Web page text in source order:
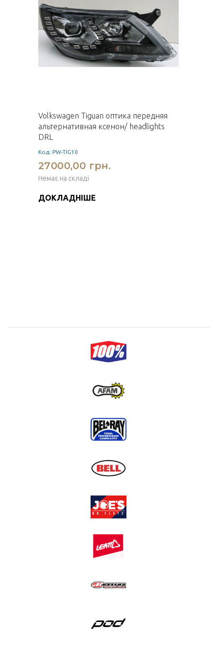
Volkswagen Tiguan оптика передняя
альтернативная ксенон/ headlights
DRL
Код: PW-TIG10
27000,00 грн.
Немає на складі
ДОКЛАДНІШЕ